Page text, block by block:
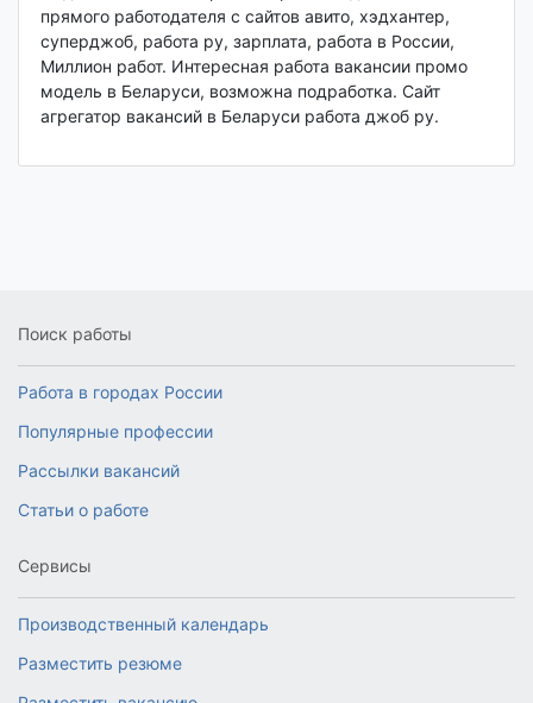
прямого работодателя с сайтов авито, хэдхантер,
суперджоб, работа ру, зарплата, работа в России,
Миллион работ. Интересная работа вакансии промо
модель в Беларуси, возможна подработка. Сайт
агрегатор вакансий в Беларуси работа джоб ру.
Поиск работы
Работа в городах России
Популярные профессии
Рассылки вакансий
Статьи о работе
Сервисы
Производственный календарь
Разместить резюме